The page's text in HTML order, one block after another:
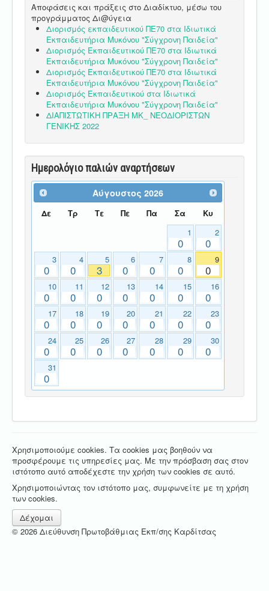
Αποφάσεις και πράξεις στο Διαδίκτυο, μέσω του
προγράμματος Δι@ύγεια
Διορισμός εκπαιδευτικού ΠΕ70 στα Ιδιωτικά
Εκπαιδευτήρια Μυκόνου "Σύγχρονη Παιδεία"
Διορισμός Εκπαιδευτικού ΠΕ70 στα Ιδιωτικά
Εκπαιδευτήρια Μυκόνου "Σύγχρονη Παιδεία"
Διορισμός Εκπαιδευτικού ΠΕ70 στα Ιδιωτικά
Εκπαιδευτήρια Μυκόνου "Σύγχρονη Παιδεία"
Διορισμός Εκπαιδευτικού στα Ιδιωτικά
Εκπαιδευτήρια Μυκόνου "Σύγχρονη Παιδεία"
ΔΙΑΠΙΣΤΩΤΙΚΗ ΠΡΑΞΗ ΜΚ_ ΝΕΟΔΙΟΡΙΣΤΩΝ
ΓΕΝΙΚΗΣ 2022
Ημερολόγιο παλιών αναρτήσεων
Αύγουστος 2026
Δε Τρ Τε Πε Πα Σα Κυ
1
0
2
0
3
0
4
0
5
3
6
0
7
0
8
0
9
0
10
0
11
0
12
0
13
0
14
0
15
0
16
0
17
0
18
0
19
0
20
0
21
0
22
0
23
0
24
0
25
0
26
0
27
0
28
0
29
0
30
0
31
0
Χρησιμοποιούμε cookies. Τα cookies μας βοηθούν να
προσφέρουμε τις υπηρεσίες μας. Με την πρόσβαση σας στον
ιστότοπο αυτό αποδέχεστε την χρήση των cookies σε αυτό.
Χρησιμοποιώντας τον ιστότοπο μας, συμφωνείτε με τη χρήση
των cookies.
Δέχομαι
© 2026 Διεύθυνση Πρωτοβάθμιας Εκπ/σης Καρδίτσας